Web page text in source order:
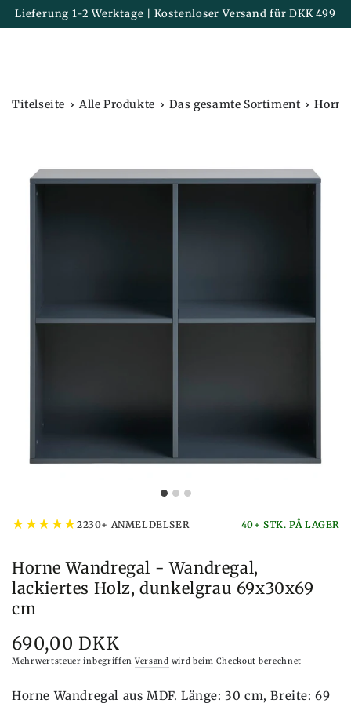
ZUM INHALT
SPRINGEN
Lieferung 1-2 Werktage | Kostenloser Versand für DKK 499
Korb
Titelseite › Alle Produkte › Das gesamte Sortiment ›
★★★★★2230+ ANMELDELSER 40+ STK. PÅ LAGER
Horne Wandregal - Wandregal,
lackiertes Holz, dunkelgrau 69x30x69
cm
Preis
690,00 DKK
Mehrwertsteuer inbegriffen Versand wird beim Checkout berechnet
Horne Wandregal aus MDF. Länge: 30 cm, Breite: 69